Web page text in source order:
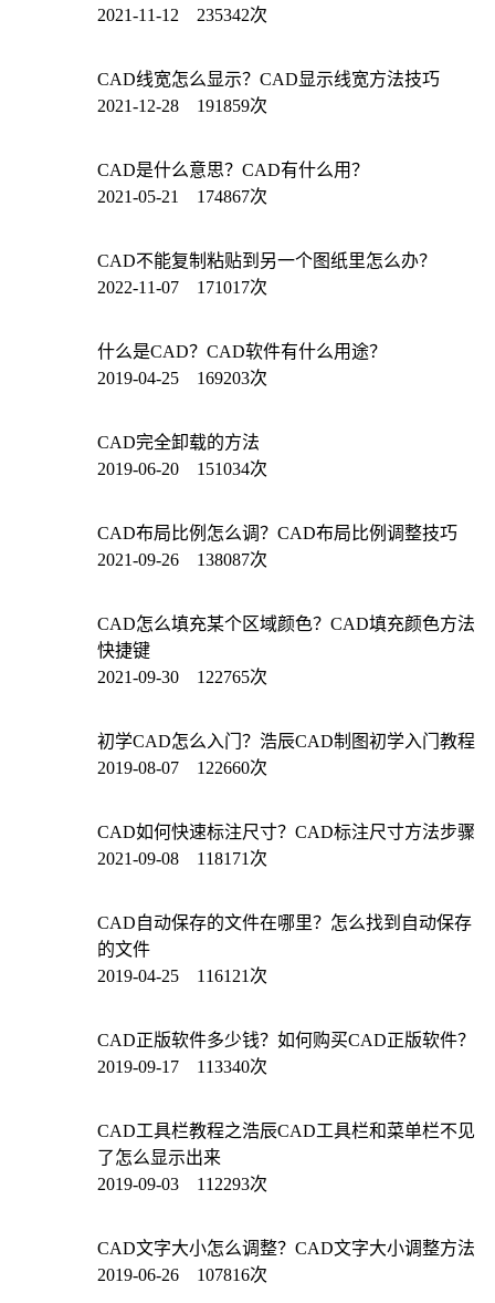
2021-11-12 235342次
CAD线宽怎么显示？CAD显示线宽方法技巧
2021-12-28 191859次
CAD是什么意思？CAD有什么用？
2021-05-21 174867次
CAD不能复制粘贴到另一个图纸里怎么办？
2022-11-07 171017次
什么是CAD？CAD软件有什么用途？
2019-04-25 169203次
CAD完全卸载的方法
2019-06-20 151034次
CAD布局比例怎么调？CAD布局比例调整技巧
2021-09-26 138087次
CAD怎么填充某个区域颜色？CAD填充颜色方法
快捷键
2021-09-30 122765次
初学CAD怎么入门？浩辰CAD制图初学入门教程
2019-08-07 122660次
CAD如何快速标注尺寸？CAD标注尺寸方法步骤
2021-09-08 118171次
CAD自动保存的文件在哪里？怎么找到自动保存
的文件
2019-04-25 116121次
CAD正版软件多少钱？如何购买CAD正版软件？
2019-09-17 113340次
CAD工具栏教程之浩辰CAD工具栏和菜单栏不见
了怎么显示出来
2019-09-03 112293次
CAD文字大小怎么调整？CAD文字大小调整方法
2019-06-26 107816次